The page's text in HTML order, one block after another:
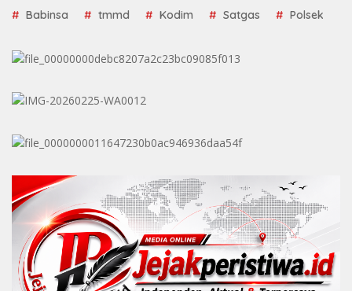
Babinsa tmmd Kodim Satgas Polsek